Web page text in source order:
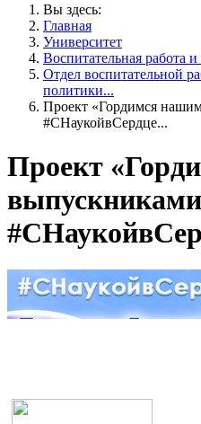
Вы здесь:
Главная
Университет
Воспитательная работа
Отдел воспитательной
политики...
Проект «Гордимся
#СНаукойвСердце...
Проект